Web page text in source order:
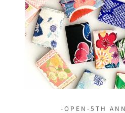
-OPEN-5TH